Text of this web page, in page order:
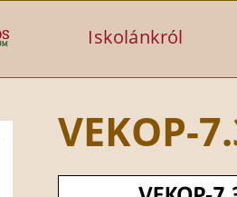
Iskolánkról
VEKOP-